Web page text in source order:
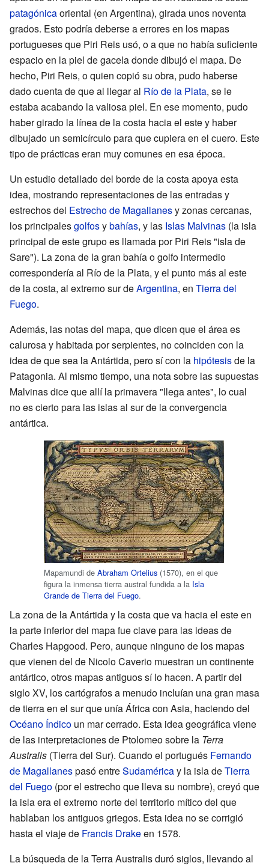
patagónicaoriental (en Argentina), girada unos noventa
grados. Esto podría deberse a errores en los mapas
portugueses que Piri Reis usó, o a que no había suficiente
espacio en la piel de gacela donde dibujó el mapa. De
hecho, Piri Reis, o quien copió su obra, pudo haberse
dado cuenta de que al llegar al Río de la Plata, se le
estaba acabando la valiosa piel. En ese momento, pudo
haber girado la línea de la costa hacia el este y haber
dibujado un semicírculo para que cupiera en el cuero. Este
tipo de prácticas eran muy comunes en esa época.
Un estudio detallado del borde de la costa apoya esta
idea, mostrando representaciones de las entradas y
estrechos del Estrecho de Magallanesy zonas cercanas,
los principalesgolfosybahías, y las Islas Malvinas (la isla
principal de este grupo es llamada por Piri Reis "isla de
Sare"). La zona de la gran bahía o golfo intermedio
correspondería al Río de la Plata, y el punto más al este
de la costa, al extremo sur deArgentina, en Tierra del
Fuego.
Además, las notas del mapa, que dicen que el área es
calurosa y habitada por serpientes, no coinciden con la
idea de que sea la Antártida, pero sí con la hipótesisde la
Patagonia. Al mismo tiempo, una nota sobre las supuestas
Malvinas dice que allí la primavera "llega antes", lo cual
no es cierto para las islas al sur de la convergencia
antártica.
Mapamundi de Abraham Ortelius (1570), en el que
figura la inmensa tierra austral fundida a la Isla
Grande de Tierra del Fuego.
La zona de la Antártida y la costa que va hacia el este en
la parte inferior del mapa fue clave para las ideas de
Charles Hapgood. Pero, aunque ninguno de los mapas
que vienen del de Nicolo Caverio muestran un continente
antártico, otros mapas antiguos sí lo hacen. A partir del
siglo XV, los cartógrafos a menudo incluían una gran masa
de tierra en el sur que unía África con Asia, haciendo del
Océano Índico un mar cerrado. Esta idea geográfica viene
de las interpretaciones de Ptolomeo sobre la Terra
Australis (Tierra del Sur). Cuando el portugués Fernando
de Magallanespasó entreSudaméricay la isla deTierra
del Fuego (por el estrecho que lleva su nombre), creyó que
la isla era el extremo norte del territorio mítico del que
hablaban los antiguos griegos. Esta idea no se corrigió
hasta el viaje de Francis Drakeen 1578.
La búsqueda de la Terra Australis duró siglos, llevando al